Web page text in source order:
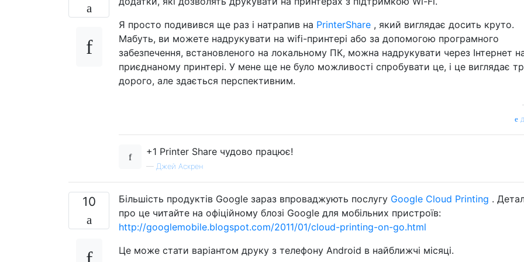
Я просто подивився ще раз і натрапив на PrinterShare , який виглядає досить круто.
Мабуть, ви можете надрукувати на wifi-принтері або за допомогою програмного
забезпечення, встановленого на локальному ПК, можна надрукувати через Інтернет
приєднаному принтері. У мене ще не було можливості спробувати це, і це виглядає
дорого, але здається перспективним.
+1 Printer Share чудово працює!
— Джей Аскрен
10 Більшість продуктів Google зараз впроваджують послугу Google Cloud Printing .
про це читайте на офіційному блозі Google для мобільних пристроїв:
http://googlemobile.blogspot.com/2011/01/cloud-printing-on-go.html
Це може стати варіантом друку з телефону Android в найближчі місяці.